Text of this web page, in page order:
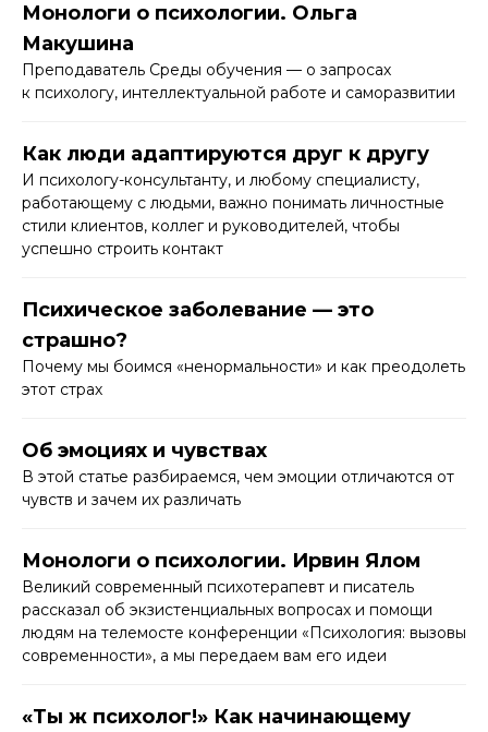
Монологи о психологии. Ольга
Макушина
Преподаватель Среды обучения — о запросах
к психологу, интеллектуальной работе и саморазвитии
Как люди адаптируются друг к другу
И психологу-консультанту, и любому специалисту,
работающему с людьми, важно понимать личностные
стили клиентов, коллег и руководителей, чтобы
успешно строить контакт
Психическое заболевание — это
страшно?
Почему мы боимся «ненормальности» и как преодолеть
этот страх
Об эмоциях и чувствах
В этой статье разбираемся, чем эмоции отличаются от
чувств и зачем их различать
Монологи о психологии. Ирвин Ялом
Великий современный психотерапевт и писатель
рассказал об экзистенциальных вопросах и помощи
людям на телемосте конференции «Психология: вызовы
современности», а мы передаем вам его идеи
«Ты ж психолог!» Как начинающему